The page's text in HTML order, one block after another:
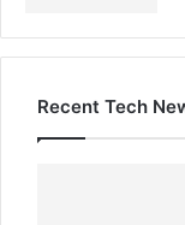
Recent Tech